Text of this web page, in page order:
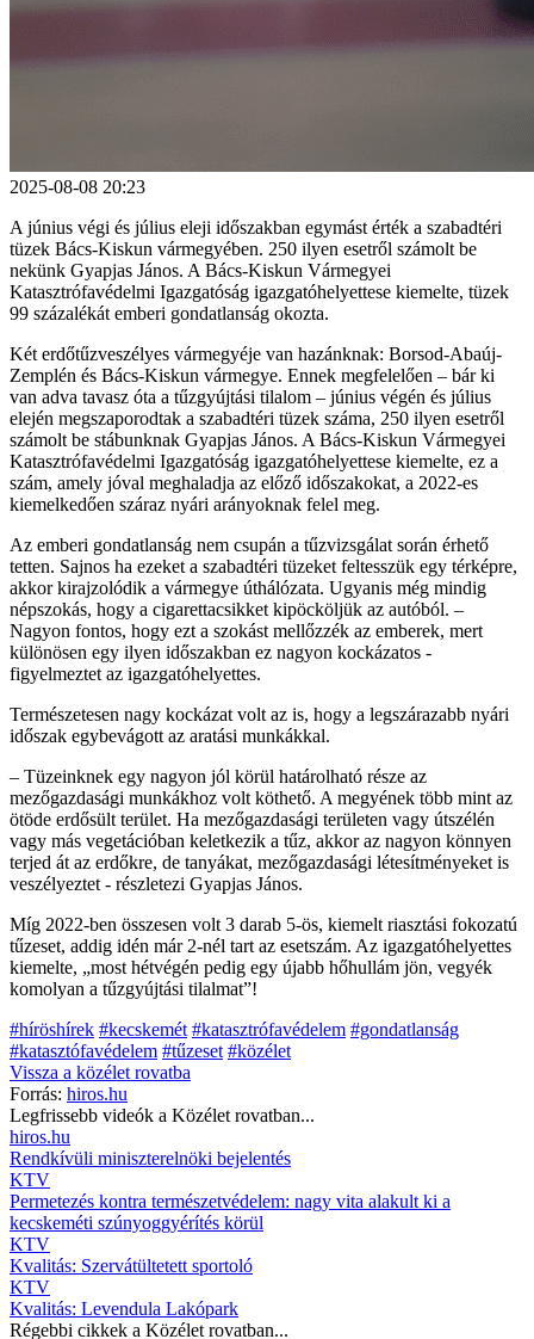
2025-08-08 20:23
A június végi és július eleji időszakban egymást érték a szabadtéri
tüzek Bács-Kiskun vármegyében. 250 ilyen esetről számolt be
nekünk Gyapjas János. A Bács-Kiskun Vármegyei
Katasztrófavédelmi Igazgatóság igazgatóhelyettese kiemelte, tüzek
99 százalékát emberi gondatlanság okozta.
Két erdőtűzveszélyes vármegyéje van hazánknak: Borsod-Abaúj-
Zemplén és Bács-Kiskun vármegye. Ennek megfelelően – bár ki
van adva tavasz óta a tűzgyújtási tilalom – június végén és július
elején megszaporodtak a szabadtéri tüzek száma, 250 ilyen esetről
számolt be stábunknak Gyapjas János. A Bács-Kiskun Vármegyei
Katasztrófavédelmi Igazgatóság igazgatóhelyettese kiemelte, ez a
szám, amely jóval meghaladja az előző időszakokat, a 2022-es
kiemelkedően száraz nyári arányoknak felel meg.
Az emberi gondatlanság nem csupán a tűzvizsgálat során érhető
tetten. Sajnos ha ezeket a szabadtéri tüzeket feltesszük egy térképre,
akkor kirajzolódik a vármegye úthálózata. Ugyanis még mindig
népszokás, hogy a cigarettacsikket kipöcköljük az autóból. –
Nagyon fontos, hogy ezt a szokást mellőzzék az emberek, mert
különösen egy ilyen időszakban ez nagyon kockázatos -
figyelmeztet az igazgatóhelyettes.
Természetesen nagy kockázat volt az is, hogy a legszárazabb nyári
időszak egybevágott az aratási munkákkal.
– Tüzeinknek egy nagyon jól körül határolható része az
mezőgazdasági munkákhoz volt köthető. A megyének több mint az
ötöde erdősült terület. Ha mezőgazdasági területen vagy útszélén
vagy más vegetációban keletkezik a tűz, akkor az nagyon könnyen
terjed át az erdőkre, de tanyákat, mezőgazdasági létesítményeket is
veszélyeztet - részletezi Gyapjas János.
Míg 2022-ben összesen volt 3 darab 5-ös, kiemelt riasztási fokozatú
tűzeset, addig idén már 2-nél tart az esetszám. Az igazgatóhelyettes
kiemelte, „most hétvégén pedig egy újabb hőhullám jön, vegyék
komolyan a tűzgyújtási tilalmat”!
#híröshírek #kecskemét #katasztrófavédelem #gondatlanság
#katasztófavédelem #tűzeset #közélet
Vissza a közélet rovatba
Forrás: hiros.hu
Legfrissebb videók a Közélet rovatban...
hiros.hu
Rendkívüli miniszterelnöki bejelentés
KTV
Permetezés kontra természetvédelem: nagy vita alakult ki a
kecskeméti szúnyoggyérítés körül
KTV
Kvalitás: Szervátültetett sportoló
KTV
Kvalitás: Levendula Lakópark
Régebbi cikkek a Közélet rovatban...